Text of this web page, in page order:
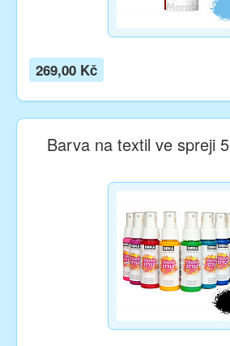
269,00 Kč
Barva na textil ve spreji